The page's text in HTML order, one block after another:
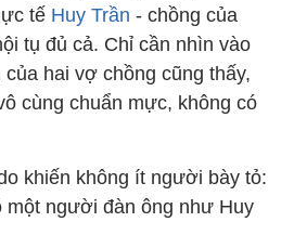
tế Huy Trần - chồng của
tụ đủ cả. Chỉ cần nhìn vào
hai vợ chồng cũng thấy,
cùng chuẩn mực, không có
khiến không ít người bày tỏ:
một người đàn ông như Huy